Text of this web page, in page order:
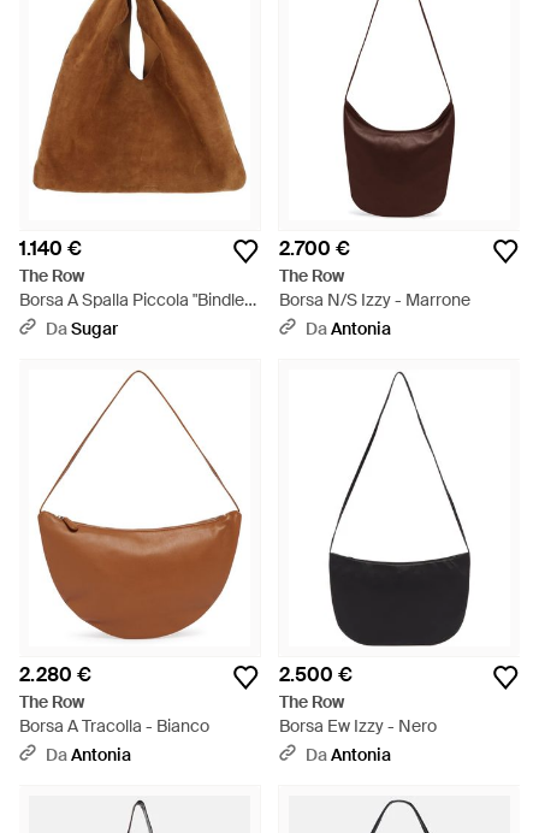
1.140 €
The Row
Borsa A Spalla Piccola "Bindle" -
Marrone
DaSugar
2.700 €
The Row
Borsa N/S Izzy - Marrone
DaAntonia
2.280 €
The Row
Borsa A Tracolla - Bianco
DaAntonia
2.500 €
The Row
Borsa Ew Izzy - Nero
DaAntonia